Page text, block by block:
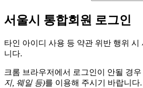
서울시 통합회원 로그인
타인 아이디 사용 등 약관 위반 행위 시
니다.
크롬 브라우저에서 로그인이 안될 경우
지, 웨일 등)를 이용해 주시기 바랍니다.